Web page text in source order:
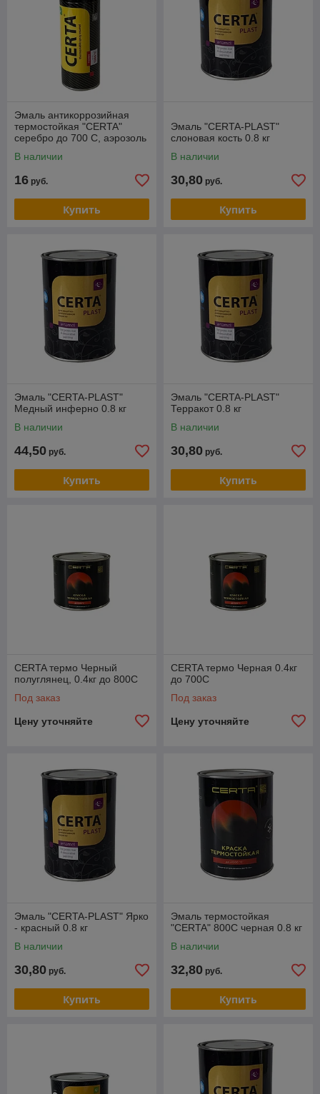
Эмаль антикоррозийная
термостойкая "CERTA"
серебро до 700 С, аэрозоль
В наличии
16 руб.
Купить
Эмаль "CERTA-PLAST"
слоновая кость 0.8 кг
В наличии
30,80 руб.
Купить
Эмаль "CERTA-PLAST"
Медный инферно 0.8 кг
В наличии
44,50 руб.
Купить
Эмаль "CERTA-PLAST"
Терракот 0.8 кг
В наличии
30,80 руб.
Купить
CERTA термо Черный
полуглянец, 0.4кг до 800С
Под заказ
Цену уточняйте
CERTA термо Черная 0.4кг
до 700С
Под заказ
Цену уточняйте
Эмаль "CERTA-PLAST" Ярко
- красный 0.8 кг
В наличии
30,80 руб.
Купить
Эмаль термостойкая
"CERTA" 800С черная 0.8 кг
В наличии
32,80 руб.
Купить